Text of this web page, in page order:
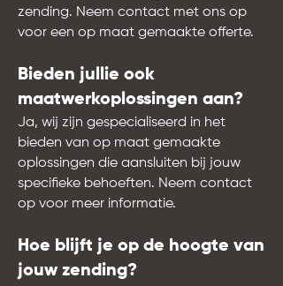
zending. Neem contact met ons op
voor een op maat gemaakte offerte.
Bieden jullie ook
maatwerkoplossingen aan?
Ja, wij zijn gespecialiseerd in het
bieden van op maat gemaakte
oplossingen die aansluiten bij jouw
specifieke behoeften. Neem contact
op voor meer informatie.
Hoe blijft je op de hoogte van
jouw zending?